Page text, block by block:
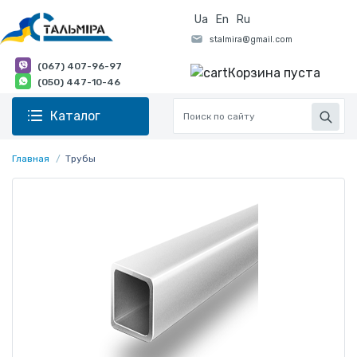
Ua En Ru
(067) 407-96-97
(050) 447-10-46
Корзина пуста
Каталог
Главная Трубы